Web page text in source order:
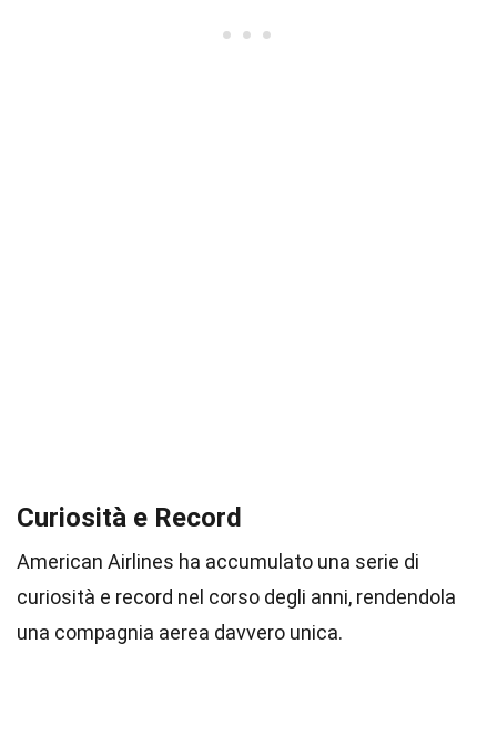
Curiosità e Record
American Airlines ha accumulato una serie di
curiosità e record nel corso degli anni, rendendola
una compagnia aerea davvero unica.